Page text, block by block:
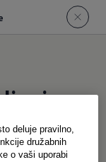
deluje pravilno,
družabnih
o vaši uporabi